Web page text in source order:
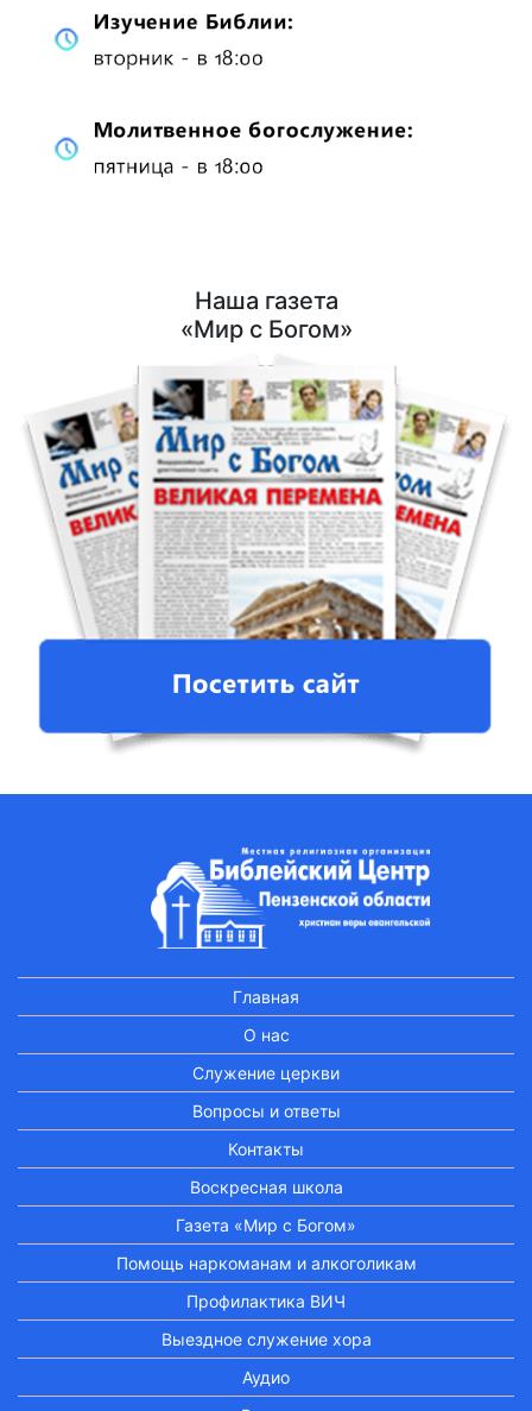
Наша газета
«Мир с Богом»
Главная
О нас
Служение церкви
Вопросы и ответы
Контакты
Воскресная школа
Газета «Мир с Богом»
Помощь наркоманам и алкоголикам
Профилактика ВИЧ
Выездное служение хора
Аудио